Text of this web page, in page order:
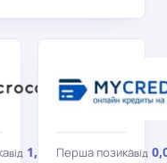
від 1,5% /день
Перша позикавід